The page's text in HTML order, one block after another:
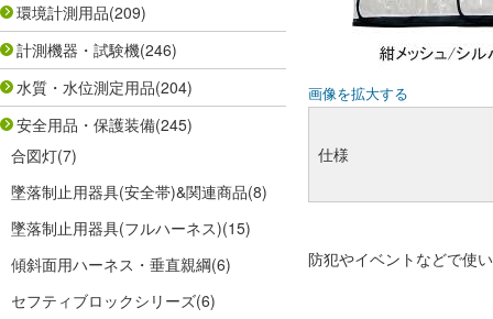
環境計測用品(209)
計測機器・試験機(246)
水質・水位測定用品(204)
安全用品・保護装備(245)
合図灯(7)
墜落制止用器具(安全帯)&関連商品(8)
墜落制止用器具(フルハーネス)(15)
傾斜面用ハーネス・垂直親綱(6)
セフティブロックシリーズ(6)
画像を拡大する
仕様
防犯やイベントなどで使